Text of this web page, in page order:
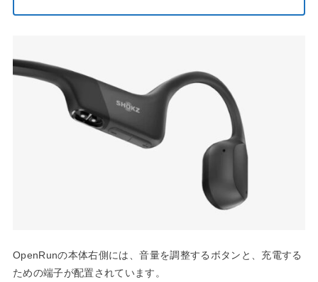
OpenRunの本体右側には、音量を調整するボタンと、充電する
ための端子が配置されています。